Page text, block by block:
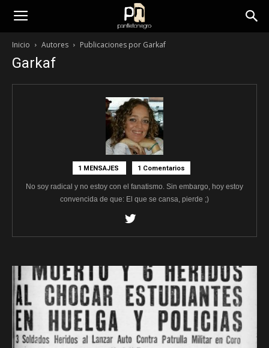
panfletonegro
Inicio Autores Publicaciones por Garkaf
Garkaf
1 MENSAJES 1 Comentarios
No soy radical y no estoy con el fanatismo. Sin embargo, hoy estoy
convencida de que: El que se cansa, pierde ;)